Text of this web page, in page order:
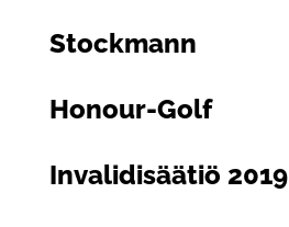
Stockmann
Honour-Golf
Invalidisäätiö 2019